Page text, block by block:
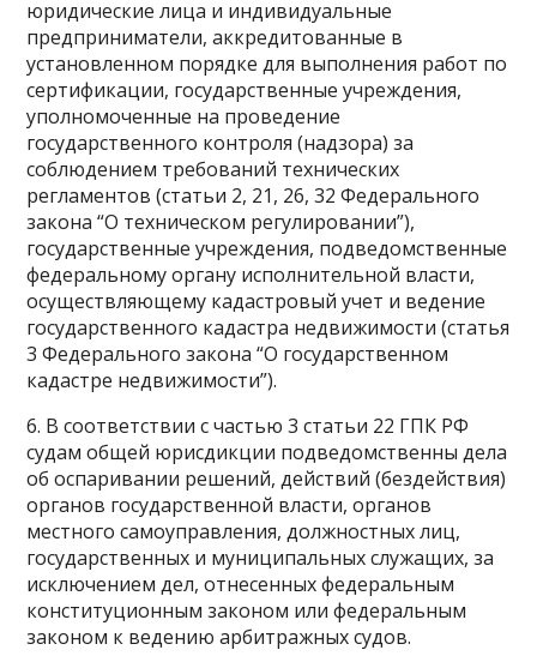
юридические лица и индивидуальные
предприниматели, аккредитованные в
установленном порядке для выполнения работ по
сертификации, государственные учреждения,
уполномоченные на проведение
государственного контроля (надзора) за
соблюдением требований технических
регламентов (статьи 2, 21, 26, 32 Федерального
закона “О техническом регулировании”),
государственные учреждения, подведомственные
федеральному органу исполнительной власти,
осуществляющему кадастровый учет и ведение
государственного кадастра недвижимости (статья
3 Федерального закона “О государственном
кадастре недвижимости”).
6. В соответствии с частью 3 статьи 22 ГПК РФ
судам общей юрисдикции подведомственны дела
об оспаривании решений, действий (бездействия)
органов государственной власти, органов
местного самоуправления, должностных лиц,
государственных и муниципальных служащих, за
исключением дел, отнесенных федеральным
конституционным законом или федеральным
законом к ведению арбитражных судов.